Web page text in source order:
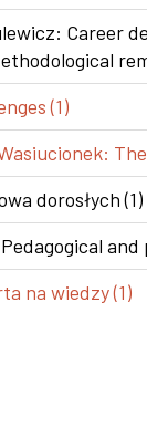
Career
(1)
dorosłych (1)
na wiedzy (1)